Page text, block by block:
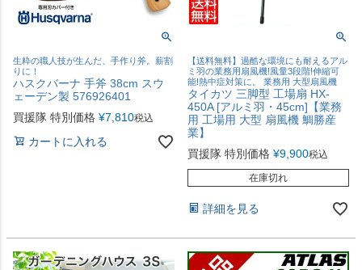
生粋の職人技が生んだ、手作り斧。薪割
りに！
ハスクバーナ 手斧 38cm スウ
ェーデン製 576926401
買援隊 特別価格 ¥7,810税込
カートに入れる
【送料無料】過酷な環境にも耐えるアル
ミ羽の業務用扇風機!風量3段階!伸縮可
能!熱中症対策に。 業務用 大型扇風機
タイカツ 三脚型 工場扇 HX-
450A [アルミ羽・45cm]【業務
用 工場用 大型 扇風機 鯛勝産
業】
買援隊 特別価格 ¥9,900税込
在庫切れ
詳細を見る